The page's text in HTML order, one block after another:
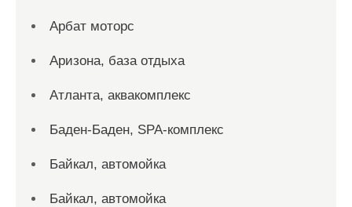
Арбат моторс
Аризона, база отдыха
Атланта, аквакомплекс
Баден-Баден, SPA-комплекс
Байкал, автомойка
Байкал, автомойка